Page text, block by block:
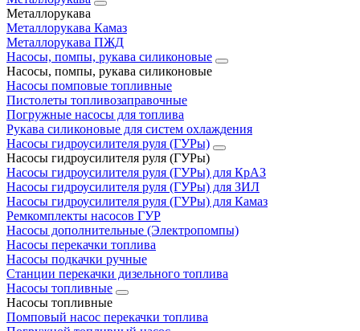
Металлорукава
Металлорукава Камаз
Металлорукава ПЖД
Насосы, помпы, рукава силиконовые
Насосы, помпы, рукава силиконовые
Насосы помповые топливные
Пистолеты топливозаправочные
Погружные насосы для топлива
Рукава силиконовые для систем охлаждения
Насосы гидроусилителя руля (ГУРы)
Насосы гидроусилителя руля (ГУРы)
Насосы гидроусилителя руля (ГУРы) для КрАЗ
Насосы гидроусилителя руля (ГУРы) для ЗИЛ
Насосы гидроусилителя руля (ГУРы) для Камаз
Ремкомплекты насосов ГУР
Насосы дополнительные (Электропомпы)
Насосы перекачки топлива
Насосы подкачки ручные
Станции перекачки дизельного топлива
Насосы топливные
Насосы топливные
Помповый насос перекачки топлива